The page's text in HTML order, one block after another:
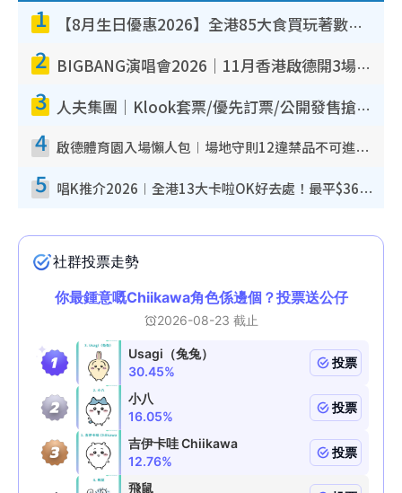
1 【8月生日優惠2026】全港85大食買玩著數攻略 自助餐/火鍋放題同行免費＋誠品/DONKI送現金券
2 BIGBANG演唱會2026｜11月香港啟德開3場！實名制VIP申請、優先購票攻略
3 人夫集團｜Klook套票/優先訂票/公開發售搶飛攻略！附票價.購票連結.場地座位表
4 啟德體育園入場懶人包︱場地守則12違禁品不可進場准帶細水樽但全場禁樽蓋！應援牌有限制！
5 唱K推介2026︱全港13大卡啦OK好去處！最平$36起 日文K都有！(附地址+收費詳情)